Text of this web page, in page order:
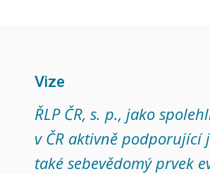
Vize
ŘLP ČR, s. p., jako
v ČR aktivně podporující
také sebevědomý prvek